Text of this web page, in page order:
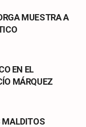
MUESTRA A
EN EL
MÁRQUEZ
MALDITOS